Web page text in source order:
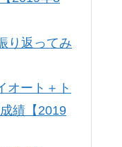
り返ってみ
オート＋ト
績【2019